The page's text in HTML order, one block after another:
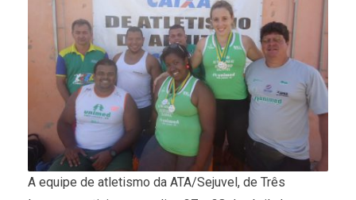
A equipe de atletismo da ATA/Sejuvel, de Três